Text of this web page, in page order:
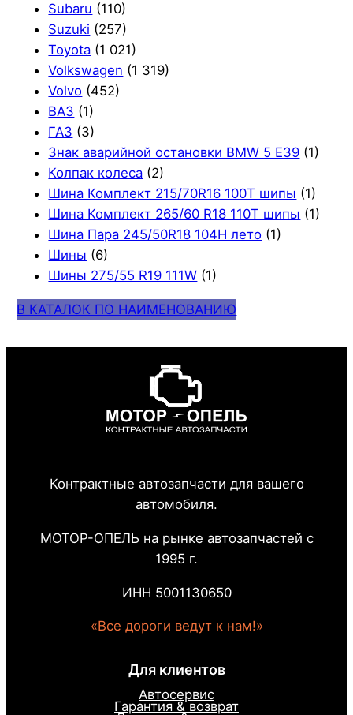
Subaru (110)
Suzuki (257)
Toyota (1 021)
Volkswagen (1 319)
Volvo (452)
ВАЗ (1)
ГАЗ (3)
Знак аварийной остановки BMW 5 E39 (1)
Колпак колеса (2)
Шина Комплект 215/70R16 100T шипы (1)
Шина Комплект 265/60 R18 110T шипы (1)
Шина Пара 245/50R18 104H лето (1)
Шины (6)
Шины 275/55 R19 111W (1)
В КАТАЛОК ПО НАИМЕНОВАНИЮ
Контрактные автозапчасти для вашего
автомобиля.
МОТОР-ОПЕЛЬ на рынке автозапчастей с
1995 г.
ИНН 5001130650
«Все дороги ведут к нам!»
Для клиентов
Автосервис
Гарантия & возврат